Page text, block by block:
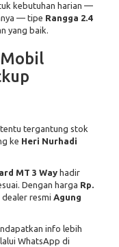
kebutuhan harian —
— tipe Rangga 2.4
yang baik.
tergantung stok
ke Heri Nurhadi
MT 3 Way hadir
Dengan harga Rp.
resmi Agung
info lebih
WhatsApp di